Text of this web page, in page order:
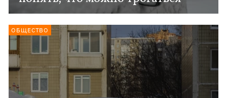
ОБЩЕСТВО